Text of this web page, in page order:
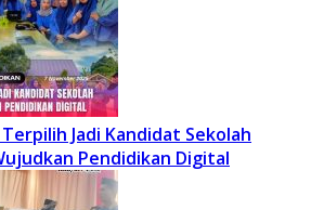
Jadi Kandidat Sekolah
Pendidikan Digital